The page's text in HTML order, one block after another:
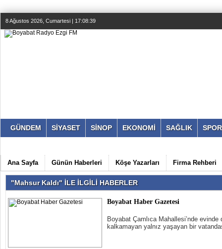
8 Ağustos 2026, Cumartesi | 17:08:39
GÜNDEM SİYASET SİNOP EKONOMİ SAĞLIK SPOR
Ana Sayfa Günün Haberleri Köşe Yazarları Firma Rehberi
"Mahsur Kaldı" İLE İLGİLİ HABERLER
Boyabat Haber Gazetesi
Boyabat Çamlıca Mahallesi’nde
kalkamayan yalnız yaşayan bir